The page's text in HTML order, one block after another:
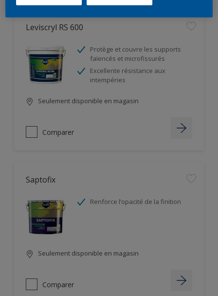
Leviscryl RS 600
Protège et couvre les supports
faïencés et microfissurés
Excellente résistance aux
intempéries
Seulement disponible en magasin
Comparer
Saptofix
Renforce l’opacité de la finition
Seulement disponible en magasin
Comparer